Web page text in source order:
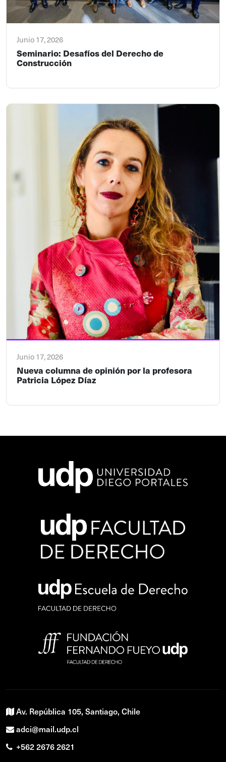
Junio 17, 2026
Seminario: Desafíos del Derecho de
Construcción
Junio 17, 2026
Nueva columna de opinión por la profesora
Patricia López Díaz
Av. República 105, Santiago, Chile
adci@mail.udp.cl
+562 2676 2621